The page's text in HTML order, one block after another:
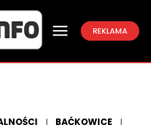
REKLAMA
BAĆKOWICE